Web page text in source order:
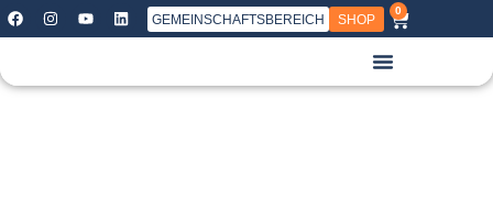
GEMEINSCHAFTSBEREICH SHOP
0